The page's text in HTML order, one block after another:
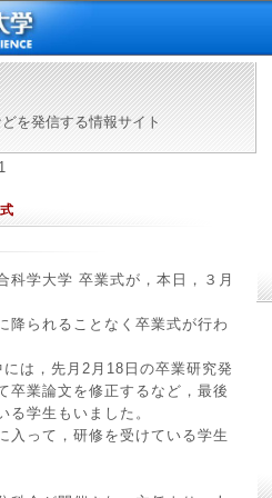
を発信する情報サイト
学大学 卒業式が，本日，３月
られることなく卒業式が行わ
は，先月2月18日の卒業研究発
卒業論文を修正するなど，最後
る学生もいました。
って，研修を受けている学生